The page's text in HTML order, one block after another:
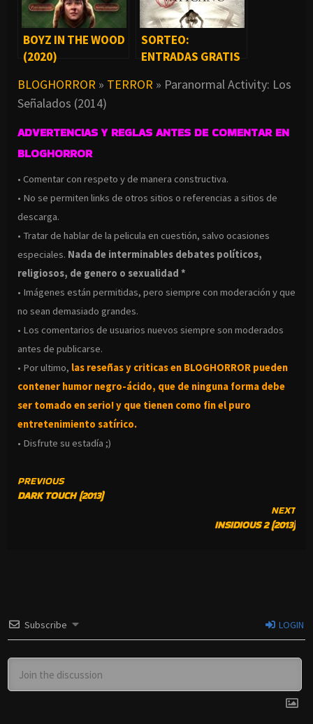
BOYZ IN THE WOOD
(2020)
SORTEO:
ENTRADAS GRATIS
EXORCISMO EN EL
BLOGHORROR » TERROR » Paranormal Activity: Los
Señalados (2014)
ADVERTENCIAS Y REGLAS ANTES DE COMENTAR EN
BLOGHORROR
• Comentar con respeto y de manera constructiva.
• No se permiten links de otros sitios o referencias a sitios de
descarga.
• Tratar de hablar de la pelicula en cuestión, salvo ocasiones
especiales. Nada de interminables debates políticos,
religiosos, de genero o sexualidad *
• Imágenes están permitidas, pero siempre con moderación y que
no sean demasiado grandes.
• Los comentarios de usuarios nuevos siempre son moderados
antes de publicarse.
• Por ultimo, las reseñas y criticas en BLOGHORROR pueden
contener humor negro-ácido, que de ninguna forma debe
ser tomado en serio! y que tienen como fin el puro
entretenimiento satírico.
• Disfrute su estadía ;)
CONTINUE
READING
PREVIOUS
DARK TOUCH (2013)
NEXT
INSIDIOUS 2 (2013)
Subscribe LOGIN